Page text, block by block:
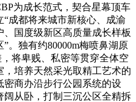
为成长范式，契合星幕顶车
成都将来城市新核心、成渝
国度级新区高质量成长样板
。独有约80000m梅喷鼻湖原
将卑贱、私密等贯穿全体空
培养天然采光取精工艺术的
商办沿步行公园系统的设
阔从卧，打制三沉公区全精拆